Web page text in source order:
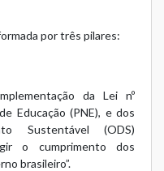
por três pilares:
da Lei nº
Educação (PNE), e dos
Sustentável (ODS)
o cumprimento dos
brasileiro”.